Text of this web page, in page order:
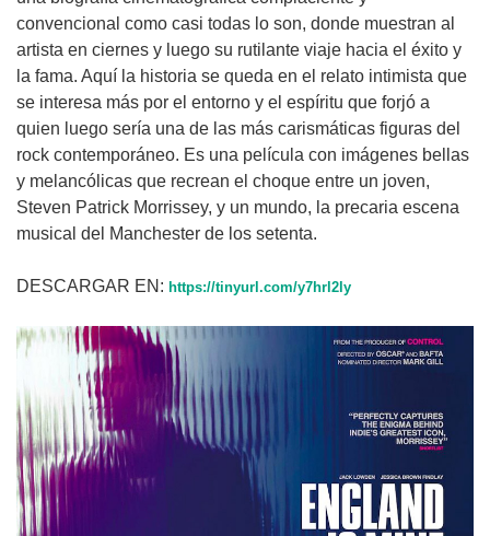
convencional como casi todas lo son, donde muestran al
artista en ciernes y luego su rutilante viaje hacia el éxito y
la fama. Aquí la historia se queda en el relato intimista que
se interesa más por el entorno y el espíritu que forjó a
quien luego sería una de las más carismáticas figuras del
rock contemporáneo. Es una película con imágenes bellas
y melancólicas que recrean el choque entre un joven,
Steven Patrick Morrissey, y un mundo, la precaria escena
musical del Manchester de los setenta.
DESCARGAR EN: https://tinyurl.com/y7hrl2ly